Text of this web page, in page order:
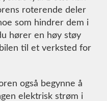
roterende deler
som hindrer dem i
hører en høy støy
til et verksted for
også begynne å
elektrisk strøm i